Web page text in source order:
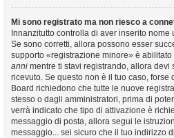
Mi sono registrato ma non riesco a
Innanzitutto controlla di aver inserito
Se sono corretti, allora possono esser
supporto «registrazione minore» è abilitato
anni mentre ti stavi registrando, allora devi
ricevuto. Se questo non è il tuo caso, forse
Board richiedono che tutte le nuove
stesso o dagli amministratori, prima di
verrà indicato che tipo di attivazione è
messaggio di posta, allora segui le
messaggio... sei sicuro che il tuo indirizzo